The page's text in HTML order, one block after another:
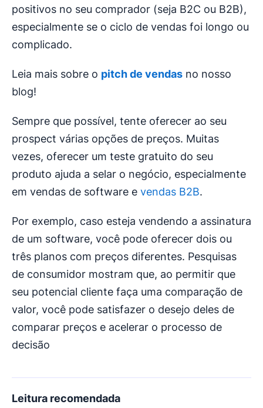
positivos no seu comprador (seja B2C ou B2B),
especialmente se o ciclo de vendas foi longo ou
complicado.
Leia mais sobre o pitch de vendas no nosso
blog!
Sempre que possível, tente oferecer ao seu
prospect várias opções de preços. Muitas
vezes, oferecer um teste gratuito do seu
produto ajuda a selar o negócio, especialmente
em vendas de software e vendas B2B.
Por exemplo, caso esteja vendendo a assinatura
de um software, você pode oferecer dois ou
três planos com preços diferentes. Pesquisas
de consumidor mostram que, ao permitir que
seu potencial cliente faça uma comparação de
valor, você pode satisfazer o desejo deles de
comparar preços e acelerar o processo de
decisão
Leitura recomendada